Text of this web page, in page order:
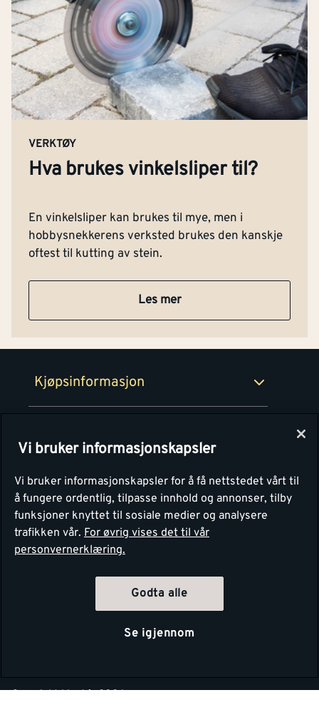
VERKTØY
Hva brukes vinkelsliper til?
En vinkelsliper kan brukes til mye, men i
hobbysnekkerens verksted brukes den kanskje
oftest til kutting av stein.
Les mer
Kjøpsinformasjon
Kjøpsbetingelser
Retur- og angrerettsskjema
Tjenester
Medlemsavtaler
Montér
Byggevarehus og åpningstider
Prismatch
100% fornøydgaranti
Personvern
Våre kjøkkensentre
Basert på 1250 stemmer
Copyright Montér 2026
Vi bruker informasjonskapsler
Vi bruker informasjonskapsler for å få nettstedet vårt til
å fungere ordentlig, tilpasse innhold og annonser, tilby
funksjoner knyttet til sosiale medier og analysere
trafikken vår. For øvrig vises det til vår
personvernerklæring.
Godta alle
Se igjennom